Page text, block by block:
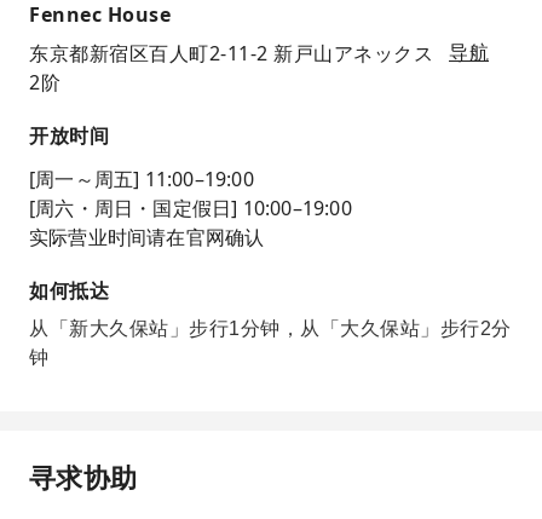
Fennec House
东京都新宿区百人町2-11-2 新戸山アネックス
2阶
导航
开放时间
[周一～周五] 11:00–19:00
[周六・周日・国定假日] 10:00–19:00
实际营业时间请在官网确认
如何抵达
从「新大久保站」步行1分钟，从「大久保站」步行2分
钟
寻求协助